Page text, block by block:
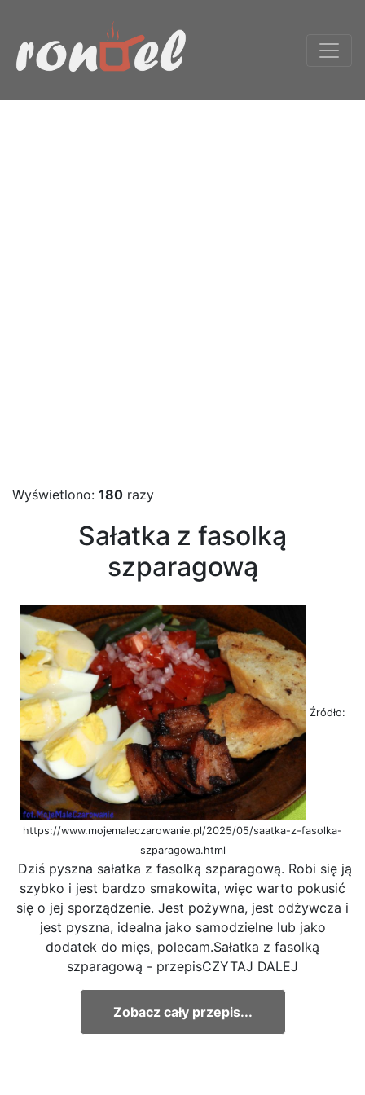
Wyświetlono: 180 razy
Sałatka z fasolką
szparagową
Źródło:
https://www.mojemaleczarowanie.pl/2025/05/saatka-z-fasolka-
szparagowa.html
Dziś pyszna sałatka z fasolką szparagową. Robi się ją
szybko i jest bardzo smakowita, więc warto pokusić
się o jej sporządzenie. Jest pożywna, jest odżywcza i
jest pyszna, idealna jako samodzielne lub jako
dodatek do mięs, polecam.Sałatka z fasolką
szparagową - przepisCZYTAJ DALEJ
Zobacz cały przepis...